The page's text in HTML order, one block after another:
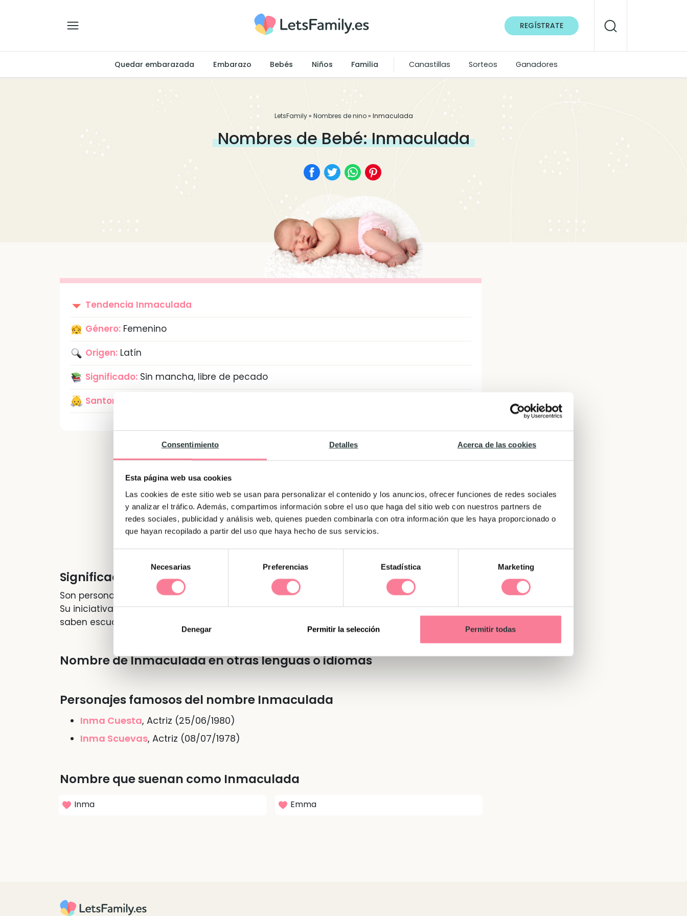
Consentimiento Detalles Acerca de las cookies
Esta página web usa cookies
Las cookies de este sitio web se usan para personalizar el contenido y los anuncios, ofrecer funciones de redes sociales
y analizar el tráfico. Además, compartimos información sobre el uso que haga del sitio web con nuestros partners de
redes sociales, publicidad y análisis web, quienes pueden combinarla con otra información que les haya proporcionado o
que hayan recopilado a partir del uso que haya hecho de sus servicios.
consentimiento
Necesarias Preferencias Estadística Marketing
Denegar Permitir la selección Permitir todas
REGÍSTRATE
Quedar embarazada Embarazo Bebés Niños Familia Canastillas Sorteos Ganadores
LetsFamily» Nombres de nino» Inmaculada
Nombres de Bebé: Inmaculada
Tendencia Inmaculada
Género: Femenino
Origen: Latín
Significado: Sin mancha, libre de pecado
Santoral:
Significado de "Inmaculada"
Son personas con las cosas claras y harán todo lo posible para conseguir lo que se proponen.
Su iniciativa, esfuerzo y gran inteligencia las llevan a conseguir sus objetivos. Son cariñosas y
saben escuchar a los otros.
Nombre de Inmaculada en otras lenguas o idiomas
Personajes famosos del nombre Inmaculada
Inma Cuesta, Actriz (25/06/1980)
Inma Scuevas, Actriz (08/07/1978)
Nombre que suenan como Inmaculada
Inma Emma